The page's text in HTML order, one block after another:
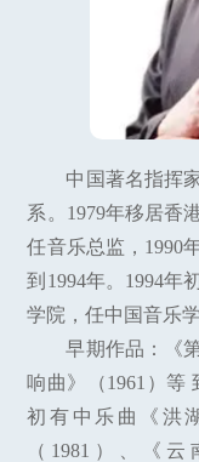
中国著名指挥
系。1979年移居香
任音乐总监，1990
到1994年。1994年
学院，任中国音乐
早期作品：《
响曲》（1961）等
初有中乐曲《洪
（1981）、《